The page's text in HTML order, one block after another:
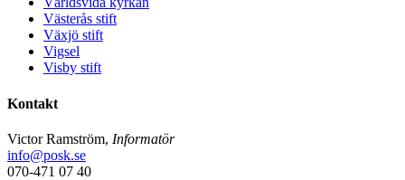
Västerås stift
Växjö stift
Vigsel
Visby stift
Kontakt
Victor Ramström, Informatör
info@posk.se
070-471 07 40